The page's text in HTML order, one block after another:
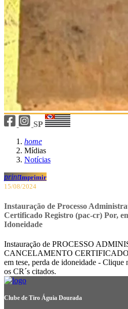
SP
home
Mídias
Notícias
printImprimir
15/08/2024
Instauração de Processo
Certificado Registro (pac-cr) Por,
Idoneidade
Instauração de PROCESSO
CANCELAMENTO
em tese, perda de idoneidade -
os CR´s citados.
Clube de Tiro Águia Dourada